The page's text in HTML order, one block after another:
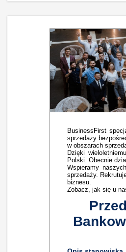
BusinessFirst
sprzedaży
w obszarach
Dzięki
Polski. Obecnie
Wspieramy
sprzedaży.
biznesu.
Zobacz, jak się u